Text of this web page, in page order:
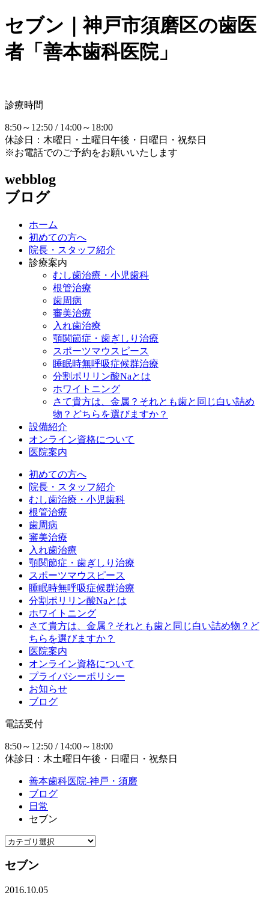
セブン｜神戸市須磨区の歯医
者「善本歯科医院」
診療時間
8:50～12:50 / 14:00～18:00
休診日：木曜日・土曜日午後・日曜日・祝祭日
※お電話でのご予約をお願いいたします
webblog
ブログ
ホーム
初めての方へ
院長・スタッフ紹介
診療案内
むし歯治療・小児歯科
根管治療
歯周病
審美治療
入れ歯治療
顎関節症・歯ぎしり治療
スポーツマウスピース
睡眠時無呼吸症候群治療
分割ポリリン酸Naとは
ホワイトニング
さて貴方は、金属？それとも歯と同じ白い詰め
物？どちらを選びますか？
設備紹介
オンライン資格について
医院案内
初めての方へ
院長・スタッフ紹介
むし歯治療・小児歯科
根管治療
歯周病
審美治療
入れ歯治療
顎関節症・歯ぎしり治療
スポーツマウスピース
睡眠時無呼吸症候群治療
分割ポリリン酸Naとは
ホワイトニング
さて貴方は、金属？それとも歯と同じ白い詰め物？ど
ちらを選びますか？
医院案内
オンライン資格について
プライバシーポリシー
お知らせ
ブログ
電話受付
8:50～12:50 / 14:00～18:00
休診日：木土曜日午後・日曜日・祝祭日
善本歯科医院-神戸・須磨
ブログ
日常
セブン
セブン
2016.10.05